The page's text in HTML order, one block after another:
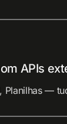
APIs
Planilhas —